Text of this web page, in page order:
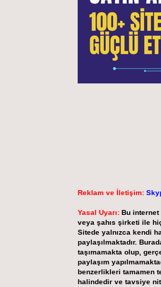
Reklam ve İletişim:
Yasal Uyarı: Bu
veya şahıs şirketi ile
Sitede yalnızca kendi
paylaşılmaktadır.
taşımamakta olup,
paylaşım
benzerlikleri tamamen
halindedir ve tavsiye